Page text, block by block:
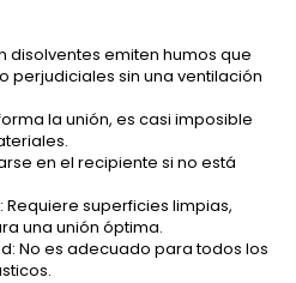
disolventes emiten humos que
perjudiciales sin una ventilación
la unión, es casi imposible
en el recipiente si no está
superficies limpias,
una unión óptima.
No es adecuado para todos los